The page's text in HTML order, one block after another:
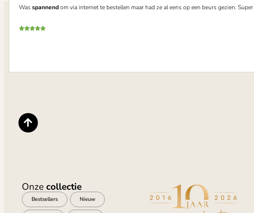
Was spannendom via internet te bestellen maar had ze al eens op een beurs gezien. Super
Onzecollectie
Bestsellers Nieuw